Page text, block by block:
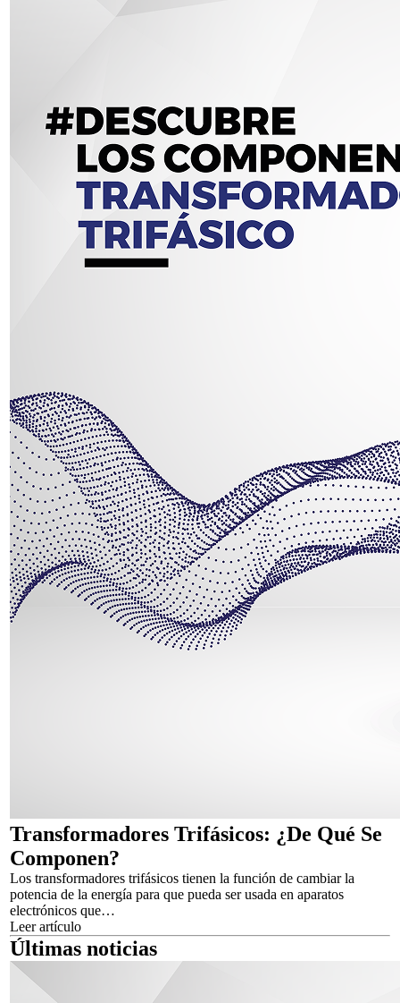
Transformadores Trifásicos: ¿De Qué Se
Componen?
Los transformadores trifásicos tienen la función de cambiar la
potencia de la energía para que pueda ser usada en aparatos
electrónicos que…
Leer artículo
Últimas noticias